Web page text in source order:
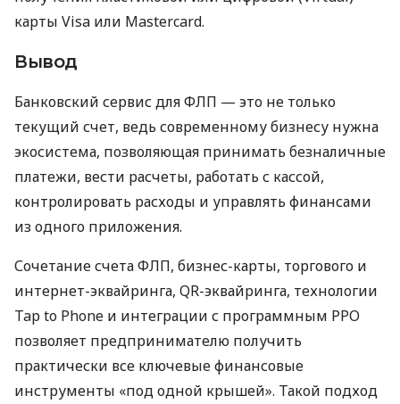
карты Visa или Mastercard.
Вывод
Банковский сервис для ФЛП — это не только
текущий счет, ведь современному бизнесу нужна
экосистема, позволяющая принимать безналичные
платежи, вести расчеты, работать с кассой,
контролировать расходы и управлять финансами
из одного приложения.
Сочетание счета ФЛП, бизнес-карты, торгового и
интернет-эквайринга, QR-эквайринга, технологии
Tap to Phone и интеграции с программным РРО
позволяет предпринимателю получить
практически все ключевые финансовые
инструменты «под одной крышей». Такой подход